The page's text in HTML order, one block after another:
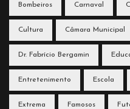
Bombeiros Carnaval
Cultura Câmara Municipal
Dr. Fabrício Bergamin
Entretenimento Escola
Extrema Famosos